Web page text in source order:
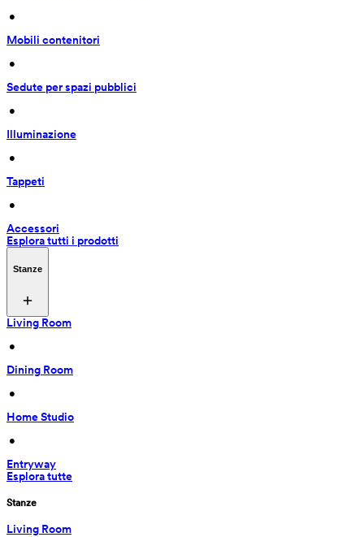
•
Mobili contenitori
•
Sedute per spazi pubblici
•
Illuminazione
•
Tappeti
•
Accessori
Esplora tutti i prodotti
Stanze
Living Room
•
Dining Room
•
Home Studio
•
Entryway
Esplora tutte
Stanze
Living Room